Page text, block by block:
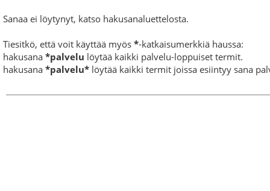
Sanaa ei löytynyt, katso hakusanaluettelosta.
Tiesitkö, että voit käyttää myös *-katkaisumerkkiä haussa:
hakusana *palvelu löytää kaikki palvelu-loppuiset termit.
hakusana *palvelu* löytää kaikki termit joissa esiintyy sana